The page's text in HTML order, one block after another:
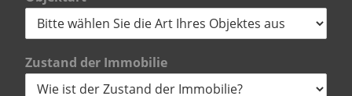
Zustand der Immobilie